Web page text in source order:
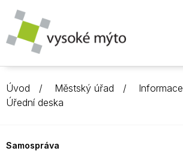
Úvod Městský úřad
Informace
Úřední deska
Samospráva